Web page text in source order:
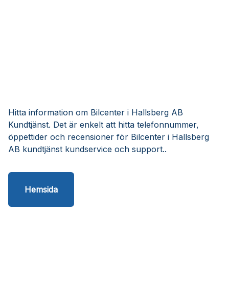
Hitta information om Bilcenter i Hallsberg AB
Kundtjänst. Det är enkelt att hitta telefonnummer,
öppettider och recensioner för Bilcenter i Hallsberg
AB kundtjänst kundservice och support..
Hemsida